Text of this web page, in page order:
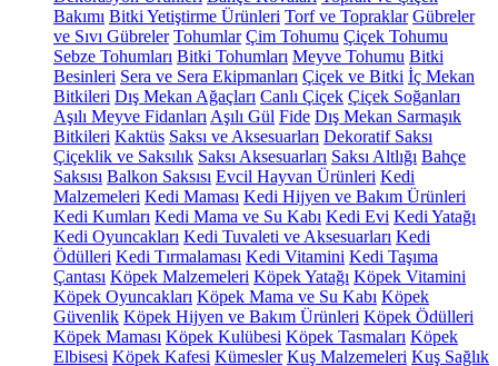
Bakımı Bitki Yetiştirme Ürünleri Torf ve Topraklar Gübreler
ve Sıvı Gübreler Tohumlar Çim Tohumu Çiçek Tohumu
Sebze Tohumları Bitki Tohumları Meyve Tohumu Bitki
Besinleri Sera ve Sera Ekipmanları Çiçek ve Bitki İç Mekan
Bitkileri Dış Mekan Ağaçları Canlı Çiçek Çiçek Soğanları
Aşılı Meyve Fidanları Aşılı Gül Fide Dış Mekan Sarmaşık
Bitkileri Kaktüs Saksı ve Aksesuarları Dekoratif Saksı
Çiçeklik ve Saksılık Saksı Aksesuarları Saksı Altlığı Bahçe
Saksısı Balkon Saksısı Evcil Hayvan Ürünleri Kedi
Malzemeleri Kedi Maması Kedi Hijyen ve Bakım Ürünleri
Kedi Kumları Kedi Mama ve Su Kabı Kedi Evi Kedi Yatağı
Kedi Oyuncakları Kedi Tuvaleti ve Aksesuarları Kedi
Ödülleri Kedi Tırmalaması Kedi Vitamini Kedi Taşıma
Çantası Köpek Malzemeleri Köpek Yatağı Köpek Vitamini
Köpek Oyuncakları Köpek Mama ve Su Kabı Köpek
Güvenlik Köpek Hijyen ve Bakım Ürünleri Köpek Ödülleri
Köpek Maması Köpek Kulübesi Köpek Tasmaları Köpek
Elbisesi Köpek Kafesi Kümesler Kuş Malzemeleri Kuş Sağlık